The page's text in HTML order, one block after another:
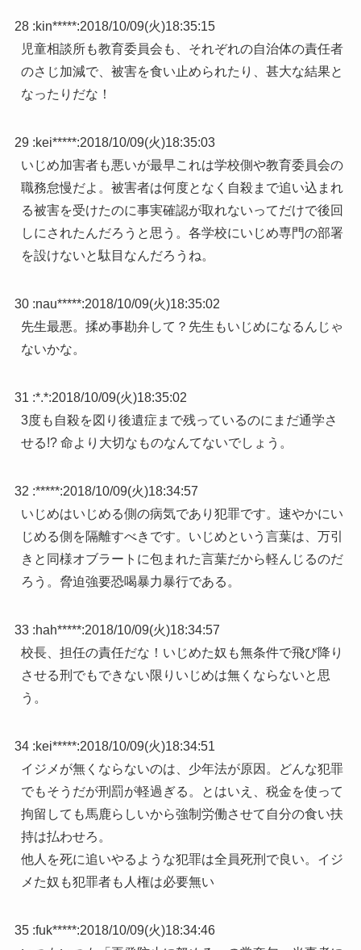
28 :kin*****:2018/10/09(火)18:35:15
児童相談所も教育委員会も、それぞれの自治体の責任者
のさじ加減で、被害を食い止められたり、甚大な結果と
なったりだな！
29 :kei*****:2018/10/09(火)18:35:03
いじめ加害者も悪いが最早これは学校側や教育委員会の
職務怠慢だよ。被害者は何度となく自殺まで追い込まれ
る被害を受けたのに事実確認が取れないってだけで後回
しにされたんだろうと思う。各学校にいじめ専門の部署
を設けないと駄目なんだろうね。
30 :nau*****:2018/10/09(火)18:35:02
先生最悪。揉め事勘弁して？先生もいじめになるんじゃ
ないかな。
31 :*.*:2018/10/09(火)18:35:02
3度も自殺を図り後遺症まで残っているのにまだ通学さ
せる!? 命より大切なものなんてないでしょう。
32 :*****:2018/10/09(火)18:34:57
いじめはいじめる側の病気であり犯罪です。速やかにい
じめる側を隔離すべきです。いじめという言葉は、万引
きと同様オブラートに包まれた言葉だから軽んじるのだ
ろう。脅迫強要恐喝暴力暴行である。
33 :hah*****:2018/10/09(火)18:34:57
校長、担任の責任だな！いじめた奴も無条件で飛び降り
させる刑でもできない限りいじめは無くならないと思
う。
34 :kei*****:2018/10/09(火)18:34:51
イジメが無くならないのは、少年法が原因。どんな犯罪
でもそうだが刑罰が軽過ぎる。とはいえ、税金を使って
拘留しても馬鹿らしいから強制労働させて自分の食い扶
持は払わせろ。
他人を死に追いやるような犯罪は全員死刑で良い。イジ
メた奴も犯罪者も人権は必要無い
35 :fuk*****:2018/10/09(火)18:34:46